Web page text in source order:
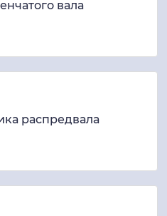
вала
распредвала